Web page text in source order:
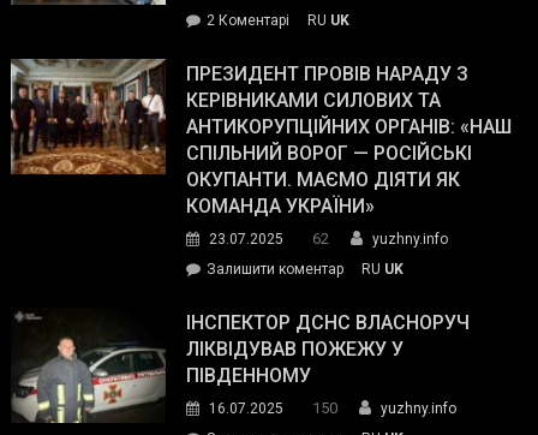
The
Street
Journal.
2 Коментарі
Південному
працівникам
ОПЗ
з
матеріального
резерву
гуманітарну
допомогу
RU UK
ПРЕЗИДЕНТ ПРОВІВ НАРАДУ З
КЕРІВНИКАМИ СИЛОВИХ ТА
АНТИКОРУПЦІЙНИХ ОРГАНІВ: «НАШ
СПІЛЬНИЙ ВОРОГ — РОСІЙСЬКІ
ОКУПАНТИ. МАЄМО ДІЯТИ ЯК
КОМАНДА УКРАЇНИ»
23.07.2025 62
yuzhny.info
Залишити коментарon
провів
нараду
силових
RU UK
ІНСПЕКТОР ДСНС ВЛАСНОРУЧ
ЛІКВІДУВАВ ПОЖЕЖУ У
ПІВДЕННОМУ
16.07.2025 150
yuzhny.info